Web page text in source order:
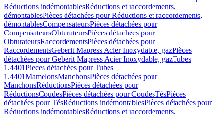
Réductions indémontablesRéductions et raccordements,
démontablesPièces détachées pour Réductions et raccordements,
démontablesCompensateursPièces détachées pour
CompensateursObturateursPièces détachées pour
ObturateursRaccordementsPièces détachées pour
RaccordementsGeberit Mapress Acier Inoxydable, gazPièces
détachées pour Geberit Mapress Acier Inoxydable, gazTubes
1.4401Pièces détachées pour Tubes
1.4401MamelonsManchonsPièces détachées pour
ManchonsRéductionsPièces détachées pour
RéductionsCoudesPièces détachées pour CoudesTésPièces
détachées pour TésRéductions indémontablesPièces détachées pour
Réductions indémontablesRéductions et raccordements,